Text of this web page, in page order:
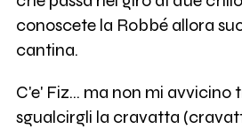
conoscete la Robbé allora
cantina.
C'e' Fiz... ma non mi avvicino
sgualcirgli la cravatta